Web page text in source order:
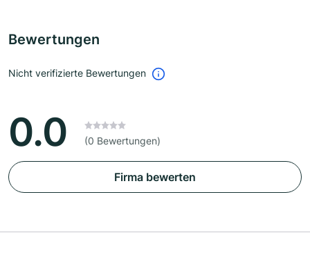
Bewertungen
Nicht verifizierte Bewertungen
0.0 (0 Bewertungen)
Firma bewerten